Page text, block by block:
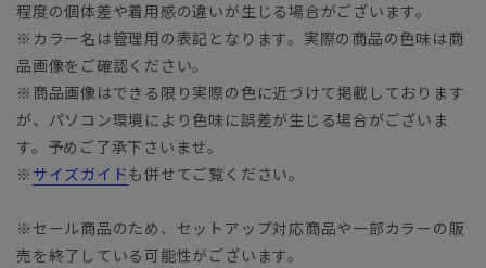
程度の個体差や着用感の違いが生じる場合がございます。
※カラー名は管理用の表記となります。実際の商品の色味は商
品画像をご確認ください。
※商品画像はできる限り実際の色に近づけて掲載しております
が、パソコン環境により色味に誤差が生じる場合がございま
す。予めご了承下さいませ。
※ サイズガイドも併せてご覧ください。
※セール商品のため、セットアップ対応商品や一部カラーの販
売を終了している可能性がございます。